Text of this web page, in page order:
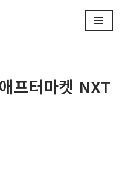
프터마켓 NXT